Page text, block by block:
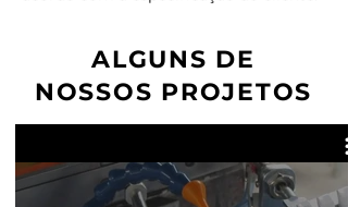
ALGUNS DE
NOSSOS PROJETOS